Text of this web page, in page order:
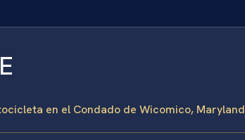
en el Condado de Wicomico, Maryland